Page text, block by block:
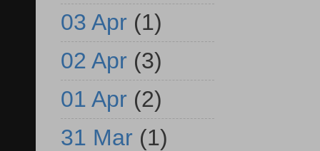
03 Apr (1)
02 Apr (3)
01 Apr (2)
31 Mar (1)